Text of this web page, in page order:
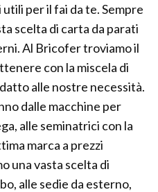
per il fai da te. Sempre
scelta di carta da parati
Al Bricofer troviamo il
con la miscela di
alle nostre necessità.
dalle macchine per
alle seminatrici con la
marca a prezzi
una vasta scelta di
alle sedie da esterno,